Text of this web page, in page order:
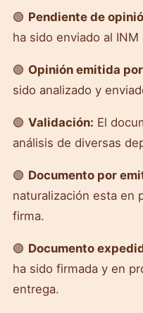
🟢 Pendiente de
ha sido enviado al INM
🟢 Opinión emitida
sido analizado y
🟢 Validación: El
análisis de diversas
🟢 Documento por
naturalización esta en
firma.
🟢 Documento
ha sido firmada y en
entrega.